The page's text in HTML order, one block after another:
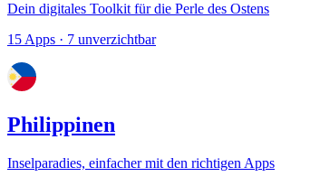
Dein digitales Toolkit für die Perle des Ostens
15 Apps · 7 unverzichtbar
Philippinen
Inselparadies, einfacher mit den richtigen Apps